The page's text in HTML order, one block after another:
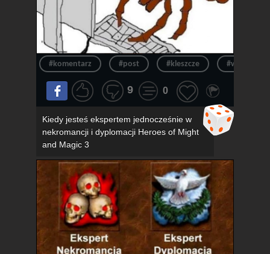
#komentarz #post #kleszcze #wpis
9 0
Kiedy jesteś ekspertem jednocześnie w
nekromancji i dyplomacji Heroes of Might
and Magic 3